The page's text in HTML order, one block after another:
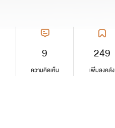
9
ความคิดเห็น
249
เพิ่มลงคลัง